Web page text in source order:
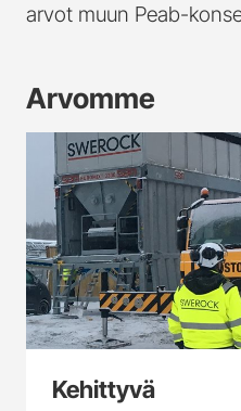
arvot muun Peab-
Arvomme
Kehittyvä